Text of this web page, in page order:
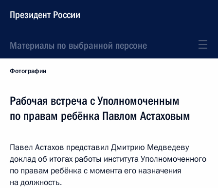
Президент России
Материалы по выбранной персоне
Фотографии
Рабочая встреча с Уполномоченным
по правам ребёнка Павлом Астаховым
Павел Астахов представил Дмитрию Медведеву
доклад об итогах работы института Уполномоченного
по правам ребёнка с момента его назначения
на должность.